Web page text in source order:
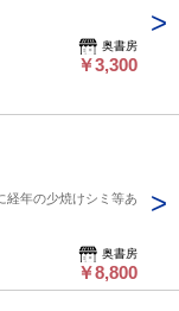
奥書房
￥3,300
経年の少焼けシミ等あ
奥書房
￥8,800